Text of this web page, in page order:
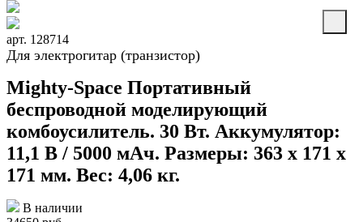
арт. 128714
Для электрогитар (транзистор)
Mighty-Space Портативный
беспроводной моделирующий
комбоусилитель. 30 Вт. Аккумулятор:
11,1 В / 5000 мАч. Размеры: 363 х 171 х
171 мм. Вес: 4,06 кг.
В наличии